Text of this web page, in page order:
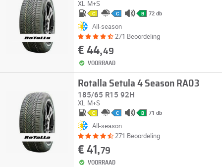
XL M+S
C C B 72 db
All-season
271 Beoordeling
€ 44,49
VOORRAAD
Rotalla Setula 4 Season RA03
185/65 R15 92H
XL M+S
C C B 71 db
All-season
271 Beoordeling
€ 41,79
VOORRAAD